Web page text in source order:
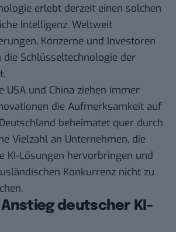
erlebt derzeit einen solchen
Intelligenz. Weltweit
Konzerne und Investoren
Schlüsseltechnologie der
USA und China ziehen immer
die Aufmerksamkeit auf
beheimatet quer durch
Vielzahl an Unternehmen, die
KI-Lösungen hervorbringen und
Konkurrenz nicht zu
deutscher KI-